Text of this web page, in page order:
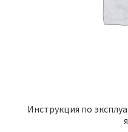
Инструкция по